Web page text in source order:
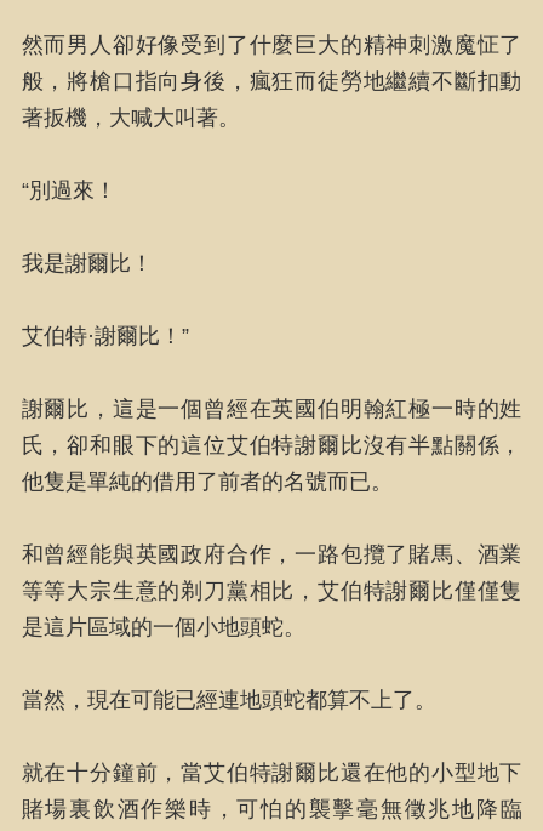
然而男人卻好像受到了什麼巨大的精神刺激魔怔了
般，將槍口指向身後，瘋狂而徒勞地繼續不斷扣動
著扳機，大喊大叫著。
“別過來！
我是謝爾比！
艾伯特·謝爾比！”
謝爾比，這是一個曾經在英國伯明翰紅極一時的姓
氏，卻和眼下的這位艾伯特謝爾比沒有半點關係，
他隻是單純的借用了前者的名號而已。
和曾經能與英國政府合作，一路包攬了賭馬、酒業
等等大宗生意的剃刀黨相比，艾伯特謝爾比僅僅隻
是這片區域的一個小地頭蛇。
當然，現在可能已經連地頭蛇都算不上了。
就在十分鐘前，當艾伯特謝爾比還在他的小型地下
賭場裏飲酒作樂時，可怕的襲擊毫無徵兆地降臨